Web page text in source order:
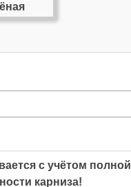
с учётом полной
карниза!